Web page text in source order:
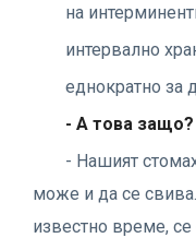
на
интервално
еднократно за
- А това защо?
- Нашият
може и да се
известно време,